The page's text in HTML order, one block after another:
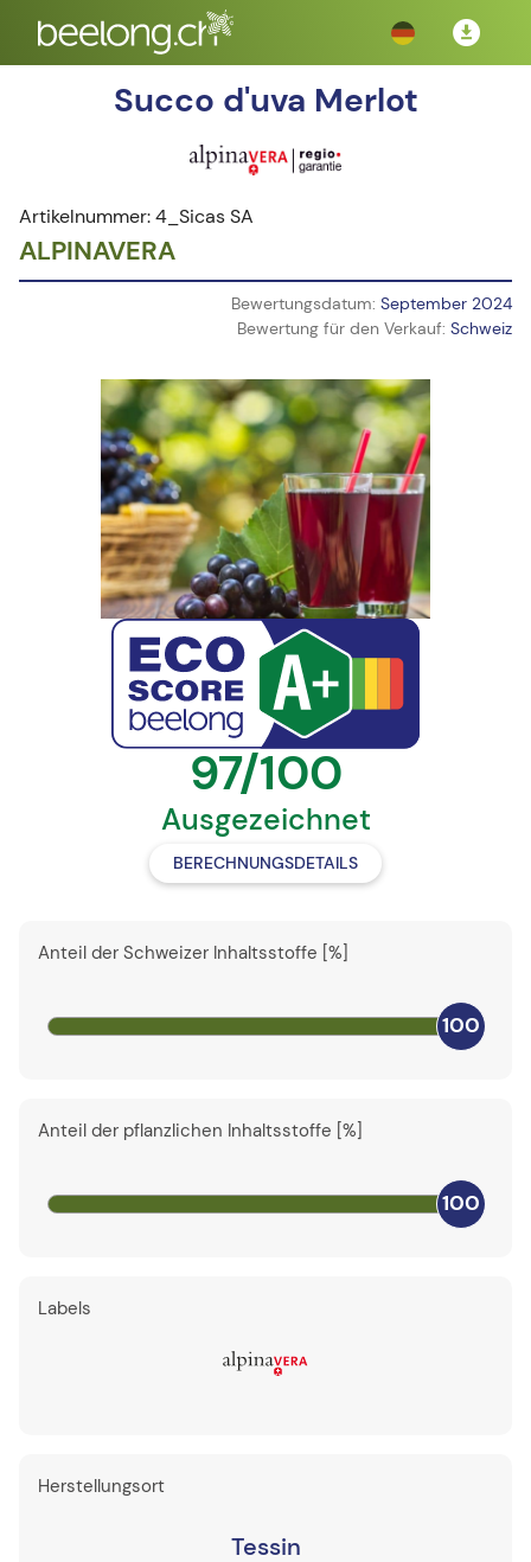
Succo d'uva Merlot
Artikelnummer: 4_Sicas SA
ALPINAVERA
Bewertungsdatum: September 2024
Bewertung für den Verkauf: Schweiz
97/100
Ausgezeichnet
BERECHNUNGSDETAILS
Anteil der Schweizer Inhaltsstoffe [%]
100
Anteil der pflanzlichen Inhaltsstoffe [%]
100
Labels
Herstellungsort
Tessin